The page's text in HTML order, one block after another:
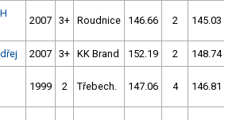
2007 3+ Roudnice 146.66 2 145.03
2007 3+ KK Brand 152.19 2 148.74
1999 2 Třebech. 147.06 4 146.81